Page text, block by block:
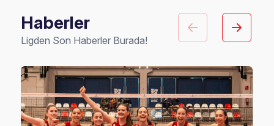
Haberler
Ligden Son Haberler Burada!